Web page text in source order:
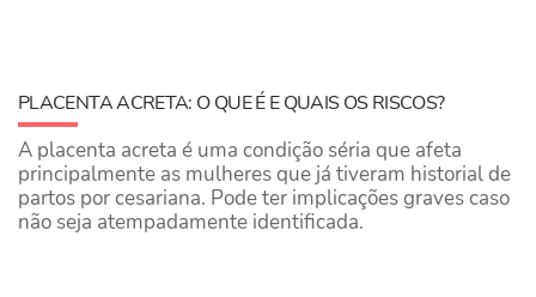
PLACENTA ACRETA: O QUE É E QUAIS OS RISCOS?
A placenta acreta é uma condição séria que afeta
principalmente as mulheres que já tiveram historial de
partos por cesariana. Pode ter implicações graves caso
não seja atempadamente identificada.